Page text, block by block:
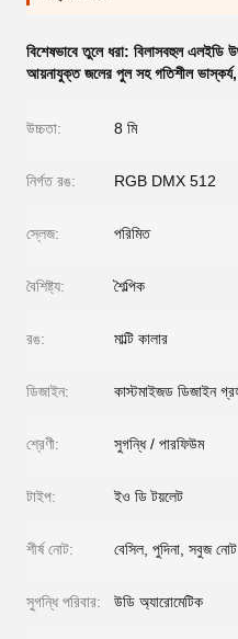
বিশেষভাবে তুলে ধরা: বিলাসবহুল এলইডি
আয়নাযুক্ত জলের পুল সহ গতিশীল ভাস্কর্য,
উচ্চতা: 8 মি
নির্গত রঙ: RGB DMX 512
স্লেজ: পরিমিত
বৈশিষ্ট্য: শৈল্পিক
রঙ: মাল্টি কালার
ডিজাইন: কাস্টমাইজড ডিজাইন
শ্রেণী: সুগন্ধি / পারফিউম
টাইপ: ইও ডি টয়লেট
শীর্ষ নোট: বেসিল, পুদিনা, সবুজ নোট
সুগন্ধি পরিবার: উডি অ্যারোমেটিক